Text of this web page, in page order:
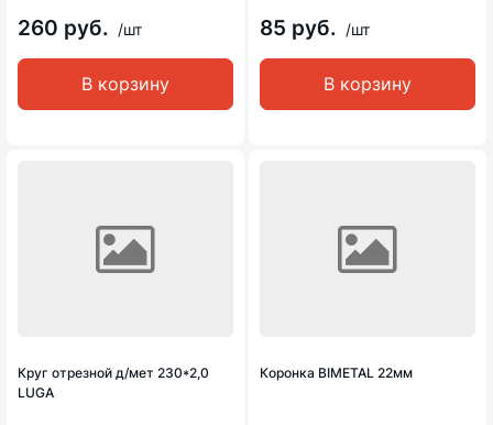
260 руб. /шт
В корзину
85 руб. /шт
В корзину
Круг отрезной д/мет 230*2,0
LUGA
Коронка BIMETAL 22мм